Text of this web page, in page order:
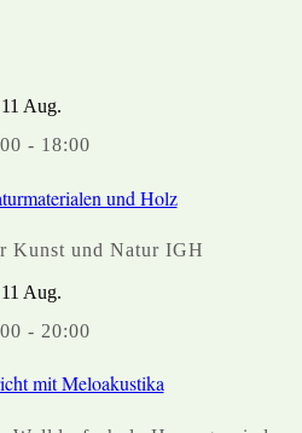
11 Aug.
- 18:00
und Holz
Kunst und Natur IGH
11 Aug.
- 20:00
mit Meloakustika